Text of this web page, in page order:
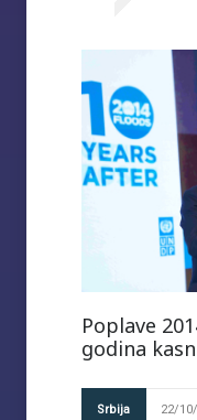
Poplave
godina
Srbija 22/